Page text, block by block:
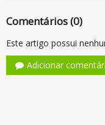
Comentários (0)
Este artigo possui
Adicionar